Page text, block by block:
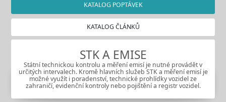
KATALOG POPTÁVEK
KATALOG ČLÁNKŮ
STK A EMISE
Státní technickou kontrolu a měření emisí je nutné provádět v
určitých intervalech. Kromě hlavních služeb STK a měření emisí je
možné využít i poradenství, technické prohlídky vozidel ze
zahraničí, evidenční kontroly nebo pojištění a registr vozidel.